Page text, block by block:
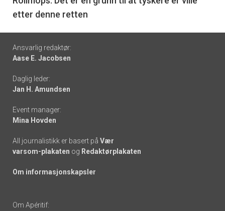
etter denne retten
Footer
-
links
Ansvarlig redaktør:
Aase E. Jacobsen
Daglig leder:
Jan H. Amundsen
Event manager:
Mina Hovden
All journalistikk er basert på Vær
varsom-plakaten og Redaktørplakaten
Om informasjonskapsler
Om Apéritif: